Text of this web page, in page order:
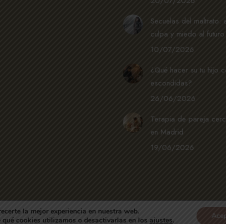
Secuelas del maltrato:
culpa y miedo al futuro
10/07/2026
¿Qué hacer su tu hijo
escondidas?
26/06/2026
Terapia de pareja
en Madrid
19/06/2026
la mejor experiencia en nuestra web.
qué cookies utilizamos o desactivarlas en losajustes.